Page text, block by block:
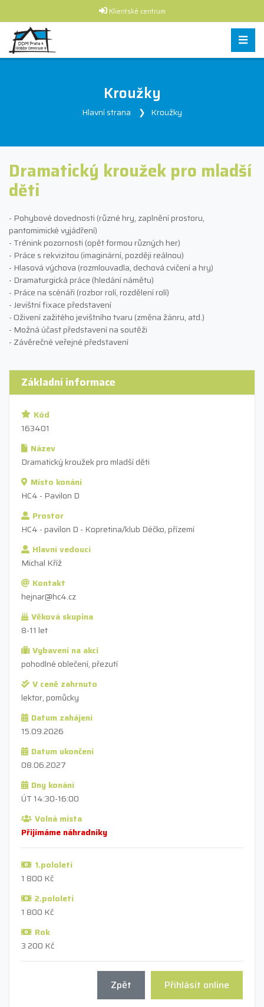
Klientské centrum
Kroužky
Hlavní strana Kroužky
Dramatický kroužek pro mladší
děti
- Pohybové dovednosti (různé hry, zaplnění prostoru,
pantomimické vyjádření)
- Trénink pozornosti (opět formou různých her)
- Práce s rekvizitou (imaginární, později reálnou)
- Hlasová výchova (rozmlouvadla, dechová cvičení a hry)
- Dramaturgická práce (hledání námětu)
- Práce na scénáři (rozbor rolí, rozdělení rolí)
- Jevištní fixace představení
- Oživení zažitého jevištního tvaru (změna žánru, atd.)
- Možná účast představení na soutěži
- Závěrečné veřejné představení
Základní informace
Kód
163401
Název
Dramatický kroužek pro mladší děti
Místo konání
HC4 - Pavilon D
Prostor
HC4 - pavilon D - Kopretina/klub Déčko, přízemí
Hlavní vedoucí
Michal Kříž
Kontakt
hejnar@hc4.cz
Věková skupina
8-11 let
Vybavení na akci
pohodlné oblečení, přezutí
V ceně zahrnuto
lektor, pomůcky
Datum zahájení
15.09.2026
Datum ukončení
08.06.2027
Dny konání
ÚT 14:30-16:00
Volná místa
Přijímáme náhradníky
1.pololetí
1 800 Kč
2.pololetí
1 800 Kč
Rok
3 200 Kč
Přihlásit online
Zpět